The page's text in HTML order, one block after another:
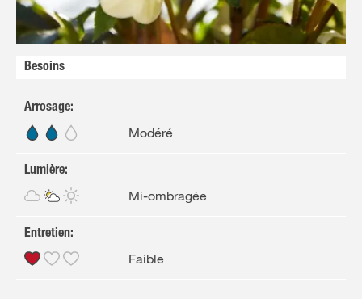
Besoins
Arrosage:
Modéré
Lumière:
Mi-ombragée
Entretien:
Faible